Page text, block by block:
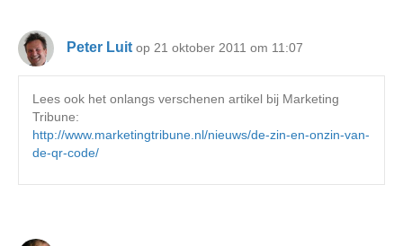
Peter Luit op 21 oktober 2011 om 11:07
Lees ook het onlangs verschenen artikel bij Marketing
Tribune:
http://www.marketingtribune.nl/nieuws/de-zin-en-onzin-van-
de-qr-code/